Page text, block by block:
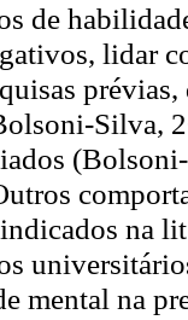
de
lidar
Silva,
na
mental na